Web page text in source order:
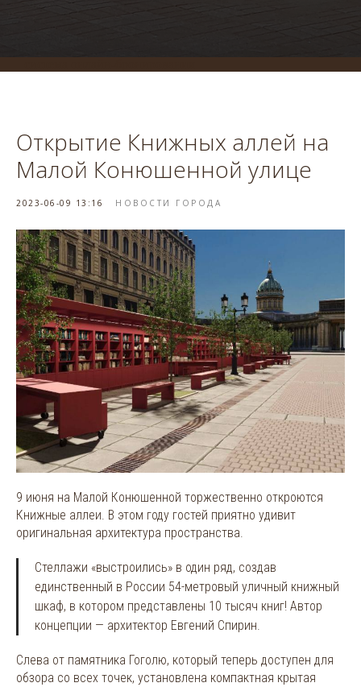
Открытие Книжных аллей на
Малой Конюшенной улице
2023-06-09 13:16 НОВОСТИ ГОРОДА
9 июня на Малой Конюшенной торжественно откроются
Книжные аллеи. В этом году гостей приятно удивит
оригинальная архитектура пространства.
Стеллажи «выстроились» в один ряд, создав
единственный в России 54-метровый уличный книжный
шкаф, в котором представлены 10 тысяч книг! Автор
концепции — архитектор Евгений Спирин.
Слева от памятника Гоголю, который теперь доступен для
обзора со всех точек, установлена компактная крытая